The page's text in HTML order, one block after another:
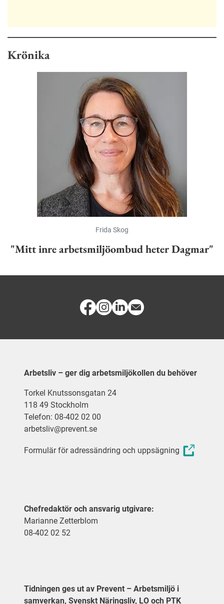
Krönika
Frida Skog
"Mitt inre arbetsmiljöombud heter Dagmar"
Arbetsliv – ger dig arbetsmiljökollen du behöver
Torkel Knutssonsgatan 24
118 49 Stockholm
Telefon: 08-402 02 00
arbetsliv@prevent.se
Formulär för adressändring och uppsägning
Chefredaktör och ansvarig utgivare:
Marianne Zetterblom
08-402 02 52
Tidningen ges ut av Prevent – Arbetsmiljö i
samverkan, Svenskt Näringsliv, LO och PTK